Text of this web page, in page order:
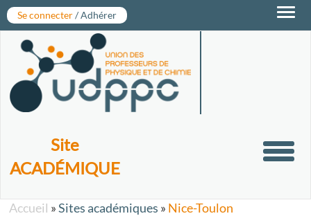
Se connecter/ Adhérer
Site
ACADÉMIQUE
Accueil »Sites académiques » Nice-Toulon